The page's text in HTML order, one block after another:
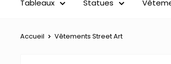
Tableaux Statues
Accueil Vêtements Street Art